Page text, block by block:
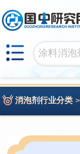
消泡剂行业分类>